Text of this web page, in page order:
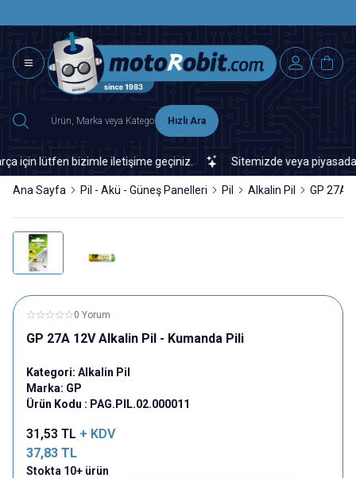
Hızlı Ara
lütfen bizimle iletişime geçiniz. Sitemizde veya piyasada
Ana Sayfa Pil - Akü - Güneş Panelleri Pil Alkalin Pil GP 27A
0 Yorum
GP 27A 12V Alkalin Pil - Kumanda Pili
Kategori: Alkalin Pil
Marka: GP
Ürün Kodu : PAG.PIL.02.000011
31,53 TL + KDV
37,83 TL
Stokta 10+ ürün